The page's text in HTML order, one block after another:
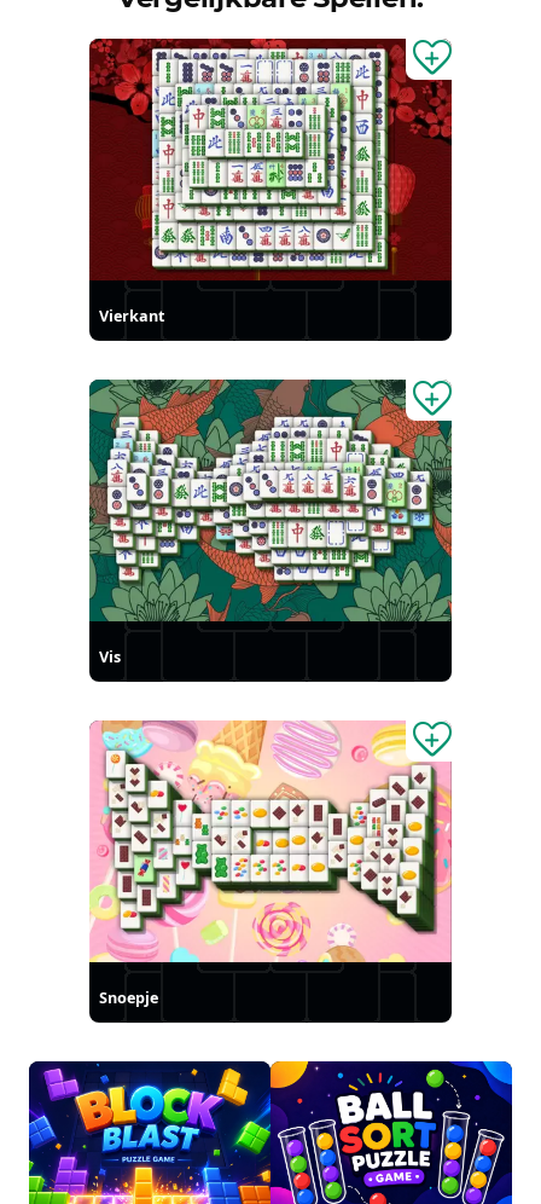
Vierkant
Vis
Snoepje